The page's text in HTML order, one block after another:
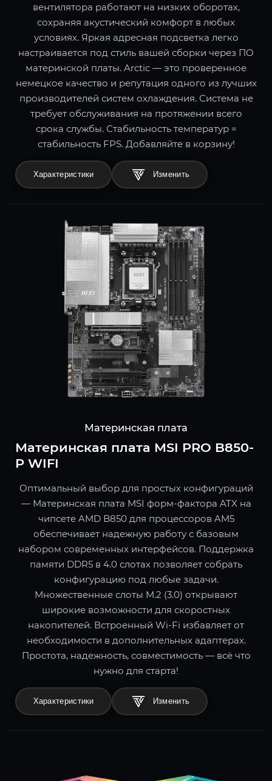
вентилятора работают на низких оборотах,
сохраняя акустический комфорт в любых
условиях. Яркая адресная подсветка легко
настраивается под стиль вашей сборки через ПО
материнской платы. Arctic — это проверенное
немецкое качество и репутация одного из лучших
производителей систем охлаждения. Система не
требует обслуживания на протяжении всего
срока службы. Стабильность температур =
стабильность FPS. Добавляйте в корзину!
Характеристики
Материнская плата
Материнская плата MSI PRO B850-
P WIFI
Оптимальный выбор для простых конфигураций
— Материнская плата MSI форм-фактора ATX на
чипсете AMD B850 для процессоров AM5
обеспечивает надежную работу с базовым
набором современных интерфейсов. Поддержка
памяти DDR5 в 4.0 слотах позволяет собрать
конфигурацию под любые задачи.
Множественные слоты M.2 (3.0) открывают
широкие возможности для скоростных
накопителей. Встроенный Wi-Fi избавляет от
необходимости в дополнительных адаптерах.
Простота, надежность, совместимость — всё что
нужно для старта!
Характеристики